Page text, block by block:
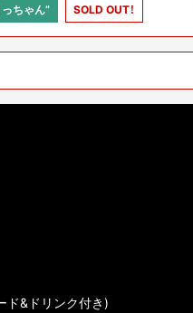
ちゃん” SOLD OUT！
ド&ドリンク付き)